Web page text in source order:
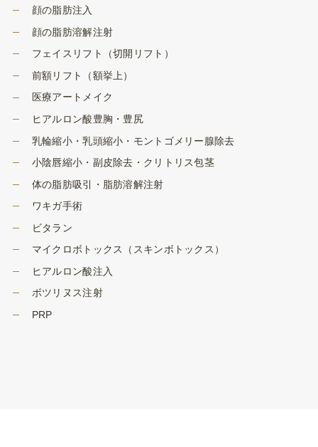
顔の脂肪注入
顔の脂肪溶解注射
フェイスリフト（切開リフト）
前額リフト（額挙上）
医療アートメイク
ヒアルロン酸豊胸・豊尻
乳輪縮小・乳頭縮小・モントゴメリー腺除去
小陰唇縮小・副皮除去・クリトリス包茎
体の脂肪吸引・脂肪溶解注射
ワキガ手術
ビタラン
マイクロボトックス（スキンボトックス）
ヒアルロン酸注入
ボツリヌス注射
PRP